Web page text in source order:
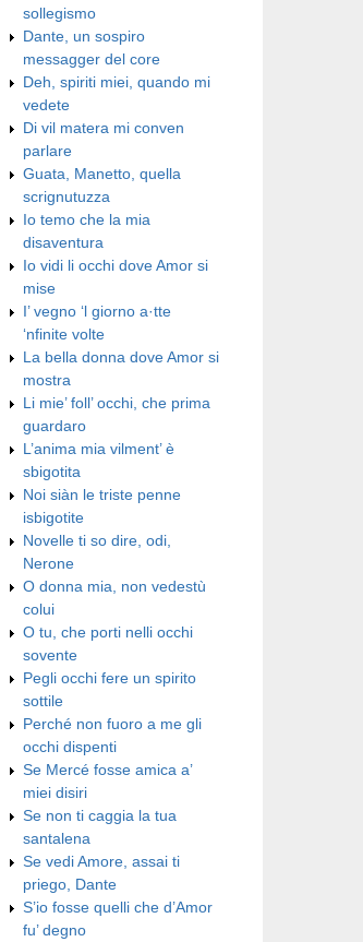
sollegismo
Dante, un sospiro
messagger del core
Deh, spiriti miei, quando mi
vedete
Di vil matera mi conven
parlare
Guata, Manetto, quella
scrignutuzza
Io temo che la mia
disaventura
Io vidi li occhi dove Amor si
mise
I’ vegno ‘l giorno a·tte
‘nfinite volte
La bella donna dove Amor si
mostra
Li mie’ foll’ occhi, che prima
guardaro
L’anima mia vilment’ è
sbigotita
Noi siàn le triste penne
isbigotite
Novelle ti so dire, odi,
Nerone
O donna mia, non vedestù
colui
O tu, che porti nelli occhi
sovente
Pegli occhi fere un spirito
sottile
Perché non fuoro a me gli
occhi dispenti
Se Mercé fosse amica a’
miei disiri
Se non ti caggia la tua
santalena
Se vedi Amore, assai ti
priego, Dante
S’io fosse quelli che d’Amor
fu’ degno